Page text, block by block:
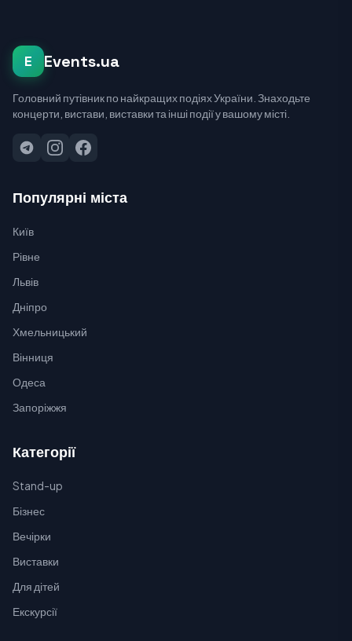
E Events.ua
Головний путівник по найкращих подіях України. Знаходьте
концерти, вистави, виставки та інші події у вашому місті.
Популярні міста
Київ
Рівне
Львів
Дніпро
Хмельницький
Вінниця
Одеса
Запоріжжя
Категорії
Stand-up
Бізнес
Вечірки
Виставки
Для дітей
Екскурсії